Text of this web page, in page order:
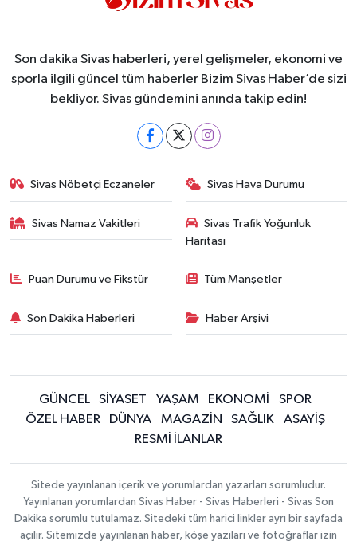
Son dakika Sivas haberleri, yerel gelişmeler, ekonomi ve
sporla ilgili güncel tüm haberler Bizim Sivas Haber’de sizi
bekliyor. Sivas gündemini anında takip edin!
Sivas Nöbetçi Eczaneler Sivas Hava Durumu
Sivas Namaz Vakitleri
Sivas Trafik Yoğunluk
Haritası
Puan Durumu ve Fikstür Tüm Manşetler
Son Dakika Haberleri Haber Arşivi
GÜNCEL SİYASET YAŞAM EKONOMİ
SPOR
ÖZEL HABER
DÜNYA MAGAZİN SAĞLIK
ASAYİŞ
RESMİ İLANLAR
Sitede yayınlanan içerik ve yorumlardan yazarları sorumludur.
Yayınlanan yorumlardan Sivas Haber - Sivas Haberleri - Sivas Son
Dakika sorumlu tutulamaz. Sitedeki tüm harici linkler ayrı bir sayfada
açılır. Sitemizde yayınlanan haber, köşe yazıları ve fotoğraflar izin